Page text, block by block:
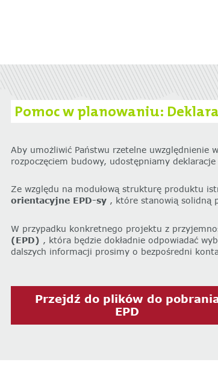
‌Pomoc w planowaniu:
Aby umożliwić Państwu rzetelne uwzględnienie
rozpoczęciem budowy, udostępniamy
Ze względu na modułową strukturę produktu
orientacyjne EPD-sy, które stanowią solidną
W przypadku konkretnego projektu z
(EPD) , która będzie dokładnie odpowiadać
dalszych informacji prosimy o bezpośredni
Przejdź do plików do
EPD